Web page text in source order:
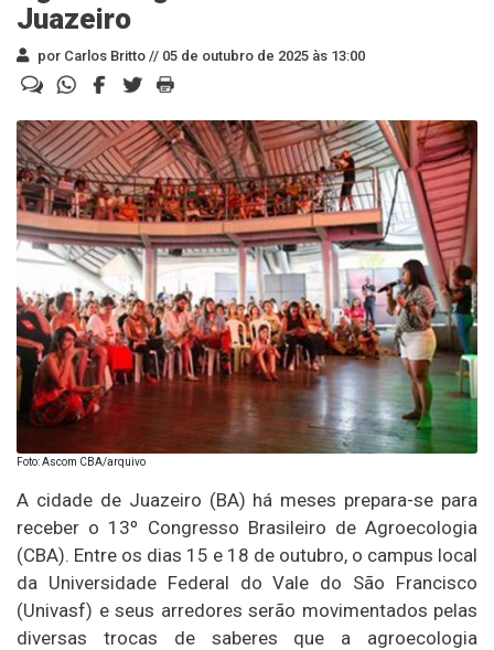
Juazeiro
por Carlos Britto // 05 de outubro de 2025 às 13:00
Foto: Ascom CBA/arquivo
A cidade de Juazeiro (BA) há meses prepara-se para
receber o 13º Congresso Brasileiro de Agroecologia
(CBA). Entre os dias 15 e 18 de outubro, o campus local
da Universidade Federal do Vale do São Francisco
(Univasf) e seus arredores serão movimentados pelas
diversas trocas de saberes que a agroecologia